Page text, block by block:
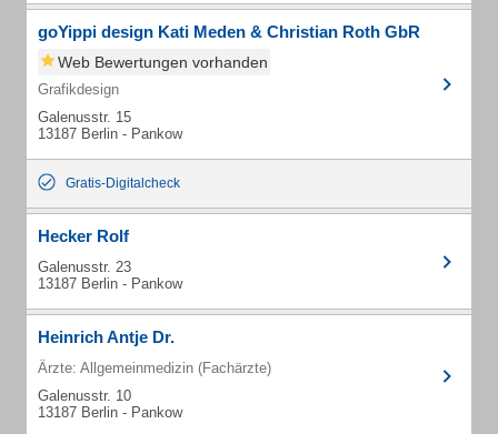
goYippi design Kati Meden & Christian Roth GbR
Web Bewertungen vorhanden
Grafikdesign
Galenusstr. 15
13187 Berlin - Pankow
Gratis-Digitalcheck
Hecker Rolf
Galenusstr. 23
13187 Berlin - Pankow
Heinrich Antje Dr.
Ärzte: Allgemeinmedizin (Fachärzte)
Galenusstr. 10
13187 Berlin - Pankow